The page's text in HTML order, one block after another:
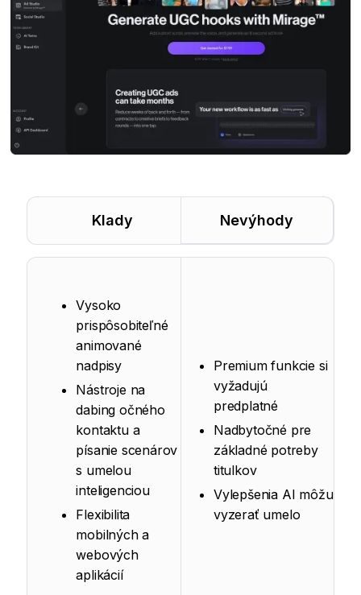
Klady Nevýhody
Vysoko
prispôsobiteľné
animované
nadpisy
Nástroje na
dabing očného
kontaktu a
písanie scenárov
s umelou
inteligenciou
Flexibilita
mobilných a
webových
aplikácií
Premium funkcie si
vyžadujú
predplatné
Nadbytočné pre
základné potreby
titulkov
Vylepšenia AI môžu
vyzerať umelo